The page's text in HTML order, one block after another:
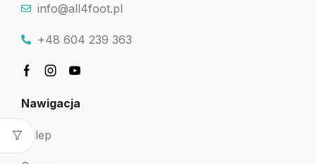
info@all4foot.pl
+48 604 239 363
Nawigacja
Sklep